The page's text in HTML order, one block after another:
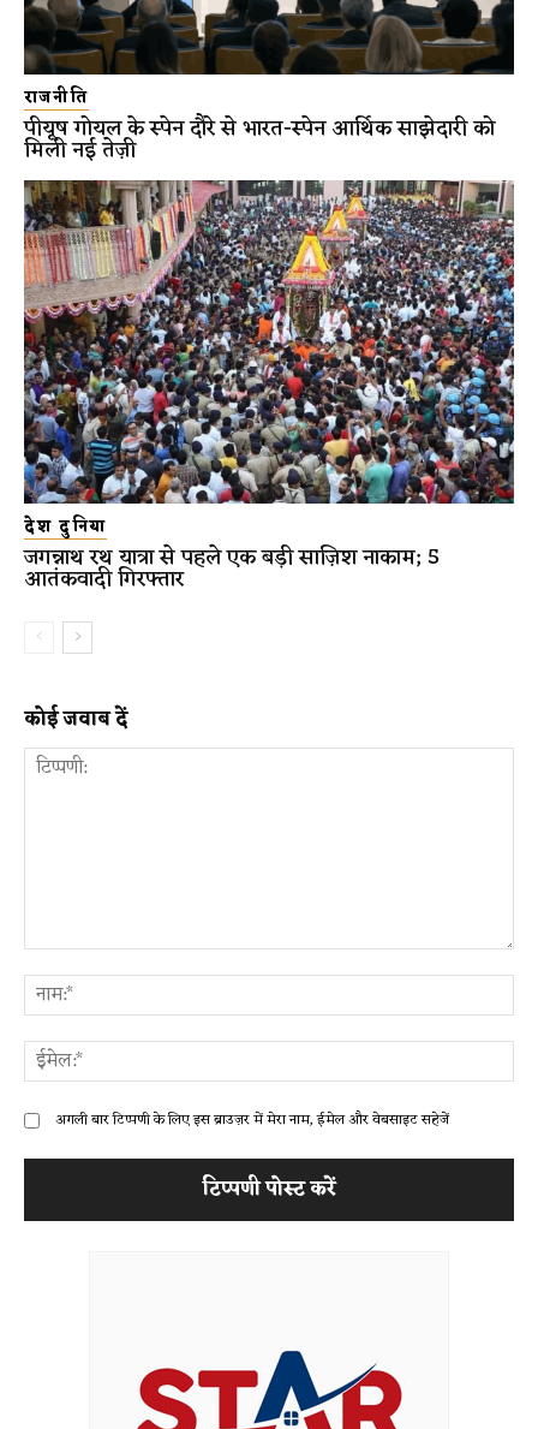
राजनीति
पीयूष गोयल के स्पेन दौरे से भारत-स्पेन आर्थिक साझेदारी को
मिली नई तेज़ी
देश दुनिया
जगन्नाथ रथ यात्रा से पहले एक बड़ी साज़िश नाकाम; 5
आतंकवादी गिरफ्तार
कोई जवाब दें
अगली बार टिप्पणी के लिए इस ब्राउज़र में मेरा नाम, ईमेल और वेबसाइट सहेजें